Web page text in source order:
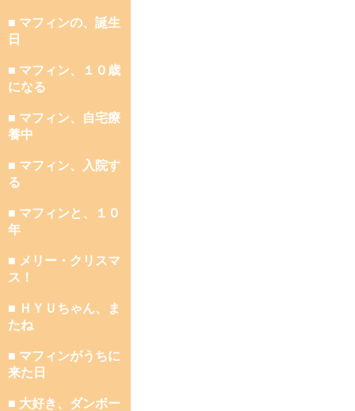
■ マフィンの、誕生
日
■ マフィン、１０歳
になる
■ マフィン、自宅療
養中
■ マフィン、入院す
る
■ マフィンと、１０
年
■ メリー・クリスマ
ス！
■ ＨＹＵちゃん、ま
たね
■ マフィンがうちに
来た日
■ 大好き、ダンボー